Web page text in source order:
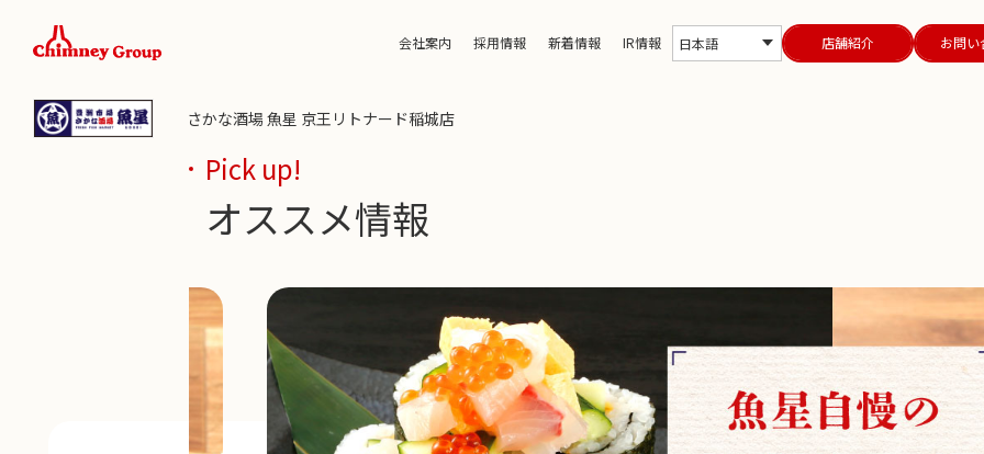
会社案内 採用情報 新着情報 IR情報 日本語 店舗紹介 お問い
さかな酒場 魚星 京王リトナード稲城店
Pick up!
オススメ情報